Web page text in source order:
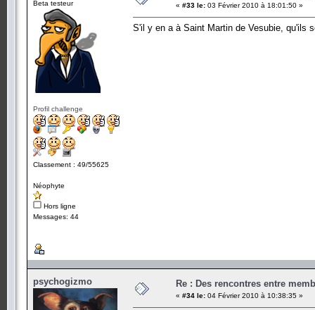
Beta testeur
Profil challenge
Classement : 49/55625
Néophyte
Hors ligne
Messages: 44
« #33 le: 03 Février 2010 à 18:01:50 »
S'il y en a à Saint Martin de Vesubie, qu'ils
psychogizmo Re : Des rencontres entre
« #34 le: 04 Février 2010 à 10:38:35 »